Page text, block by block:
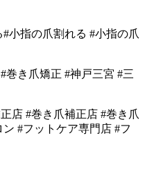
小指の爪割れる #小指の爪
巻き爪矯正 #神戸三宮 #三
店 #巻き爪補正店 #巻き爪
#フットケア専門店 #フ